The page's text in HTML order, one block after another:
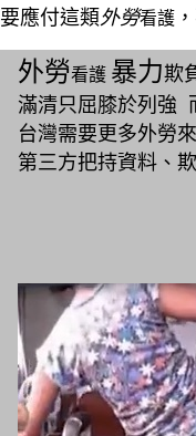
要應付這類外勞看護
外勞看護 暴力欺
滿清只屈膝於列強
台灣需要更多外勞
第三方把持資料 、